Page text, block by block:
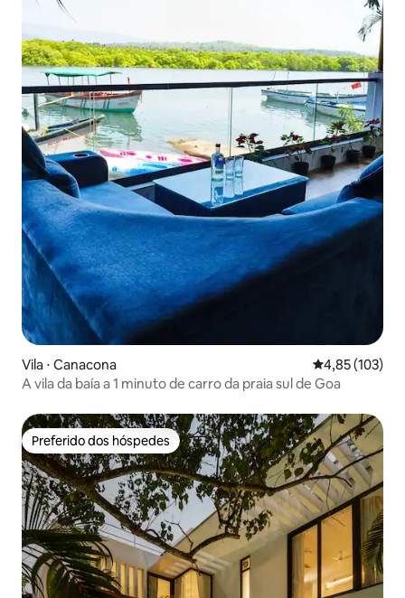
Vila ⋅ Canacona 4,85 de uma
4,85 (103)
A vila da baía a 1 minuto de carro da praia sul de Goa
Preferido dos hóspedes
Preferido dos hóspedes